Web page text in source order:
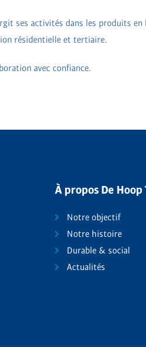
ses activités dans les produits
résidentielle et tertiaire.
avec confiance.
À propos De Hoop
Notre objectif
Notre histoire
Durable & social
Actualités